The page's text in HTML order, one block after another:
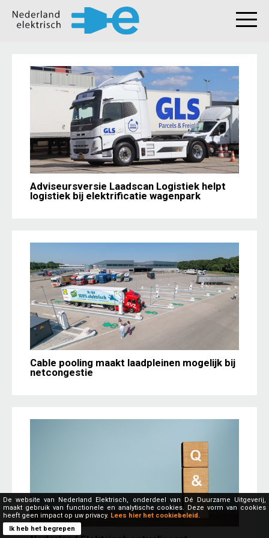
Adviseursversie Laadscan Logistiek helpt
logistiek bij elektrificatie wagenpark
Cable pooling maakt laadpleinen mogelijk bij
netcongestie
De website van Nederland Elektrisch, onderdeel van Dé Duurzame Uitgeverij,
maakt gebruik van functionele en analytische cookies. Deze vorm van cookies
heeft geen impact op uw privacy. Lees hier het cookiebeleid.
Ik heb het begrepen